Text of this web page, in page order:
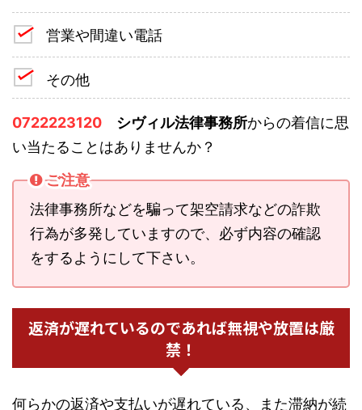
営業や間違い電話
その他
0722223120 シヴィル法律事務所からの着信に思
い当たることはありませんか？
ご注意
法律事務所などを騙って架空請求などの詐欺
行為が多発していますので、必ず内容の確認
をするようにして下さい。
返済が遅れているのであれば無視や放置は厳
禁！
何らかの返済や支払いが遅れている、また滞納が続